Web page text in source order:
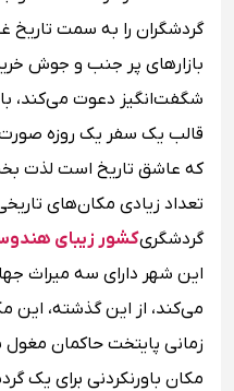
گردشگران را به سمت تاریخ
بازارهای پر جنب و جوش
شگفت‌انگیز دعوت می‌کند،
قالب یک سفر یک روزه
که عاشق تاریخ است لذت
تعداد زیادی مکان‌های
گردشگریکشور زیبای
این شهر دارای سه میراث
می‌کند، از این گذشته، این
زمانی پایتخت حاکمان مغول
مکان باورنکردنی برای یک